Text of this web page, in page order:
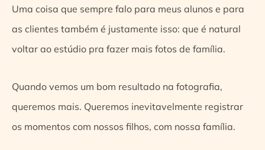
Uma coisa que sempre falo para meus alunos e para
as clientes também é justamente isso: que é natural
voltar ao estúdio pra fazer mais fotos de família.
Quando vemos um bom resultado na fotografia,
queremos mais. Queremos inevitavelmente registrar
os momentos com nossos filhos, com nossa família.